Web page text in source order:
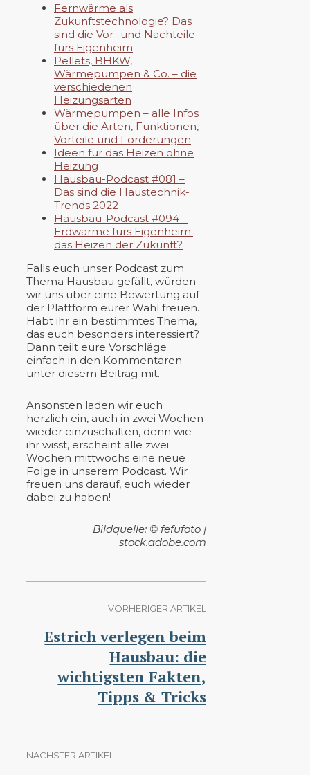
Fernwärme als
Zukunftstechnologie? Das
sind die Vor- und Nachteile
fürs Eigenheim
Pellets, BHKW,
Wärmepumpen & Co. – die
verschiedenen
Heizungsarten
Wärmepumpen – alle Infos
über die Arten, Funktionen,
Vorteile und Förderungen
Ideen für das Heizen ohne
Heizung
Hausbau-Podcast #081 –
Das sind die Haustechnik-
Trends 2022
Hausbau-Podcast #094 –
Erdwärme fürs Eigenheim:
das Heizen der Zukunft?
Falls euch unser Podcast zum
Thema Hausbau gefällt, würden
wir uns über eine Bewertung auf
der Plattform eurer Wahl freuen.
Habt ihr ein bestimmtes Thema,
das euch besonders interessiert?
Dann teilt eure Vorschläge
einfach in den Kommentaren
unter diesem Beitrag mit.
Ansonsten laden wir euch
herzlich ein, auch in zwei Wochen
wieder einzuschalten, denn wie
ihr wisst, erscheint alle zwei
Wochen mittwochs eine neue
Folge in unserem Podcast. Wir
freuen uns darauf, euch wieder
dabei zu haben!
Bildquelle: © fefufoto |
stock.adobe.com
VORHERIGER ARTIKEL
Estrich verlegen beim
Hausbau: die
wichtigsten Fakten,
Tipps & Tricks
NÄCHSTER ARTIKEL